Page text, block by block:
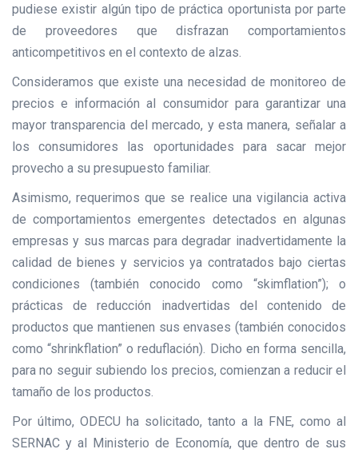
pudiese existir algún tipo de práctica oportunista por parte
de proveedores que disfrazan comportamientos
anticompetitivos en el contexto de alzas.
Consideramos que existe una necesidad de monitoreo de
precios e información al consumidor para garantizar una
mayor transparencia del mercado, y esta manera, señalar a
los consumidores las oportunidades para sacar mejor
provecho a su presupuesto familiar.
Asimismo, requerimos que se realice una vigilancia activa
de comportamientos emergentes detectados en algunas
empresas y sus marcas para degradar inadvertidamente la
calidad de bienes y servicios ya contratados bajo ciertas
condiciones (también conocido como “skimflation”); o
prácticas de reducción inadvertidas del contenido de
productos que mantienen sus envases (también conocidos
como “shrinkflation” o reduflación). Dicho en forma sencilla,
para no seguir subiendo los precios, comienzan a reducir el
tamaño de los productos.
Por último, ODECU ha solicitado, tanto a la FNE, como al
SERNAC y al Ministerio de Economía, que dentro de sus